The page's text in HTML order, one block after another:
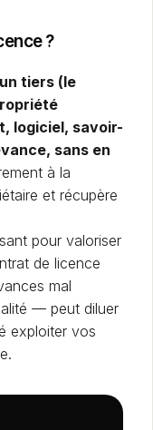
?
tiers (le
logiciel, savoir-
sans en
à la
et récupère
pour valoriser
de licence
mal
— peut diluer
exploiter vos